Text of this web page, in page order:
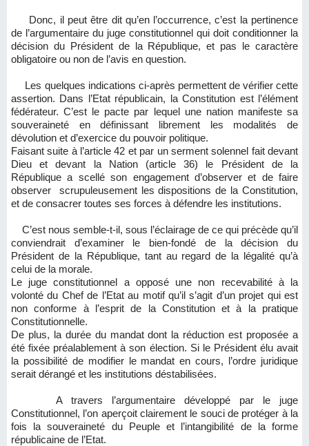
Donc, il peut être dit qu’en l’occurrence, c’est la pertinence
de l’argumentaire du juge constitutionnel qui doit conditionner la
décision du Président de la République, et pas le caractère
obligatoire ou non de l’avis en question.
Les quelques indications ci-après permettent de vérifier cette
assertion. Dans l’Etat républicain, la Constitution est l’élément
fédérateur. C’est le pacte par lequel une nation manifeste sa
souveraineté en définissant librement les modalités de
dévolution et d’exercice du pouvoir politique.
Faisant suite à l’article 42 et par un serment solennel fait devant
Dieu et devant la Nation (article 36) le Président de la
République a scellé son engagement d’observer et de faire
observer scrupuleusement les dispositions de la Constitution,
et de consacrer toutes ses forces à défendre les institutions.
C’est nous semble-t-il, sous l’éclairage de ce qui précède qu’il
conviendrait d’examiner le bien-fondé de la décision du
Président de la République, tant au regard de la légalité qu’à
celui de la morale.
Le juge constitutionnel a opposé une non recevabilité à la
volonté du Chef de l’Etat au motif qu’il s’agit d’un projet qui est
non conforme à l’esprit de la Constitution et à la pratique
Constitutionnelle.
De plus, la durée du mandat dont la réduction est proposée a
été fixée préalablement à son élection. Si le Président élu avait
la possibilité de modifier le mandat en cours, l’ordre juridique
serait dérangé et les institutions déstabilisées.
A travers l’argumentaire développé par le juge
Constitutionnel, l’on aperçoit clairement le souci de protéger à la
fois la souveraineté du Peuple et l’intangibilité de la forme
républicaine de l’Etat.